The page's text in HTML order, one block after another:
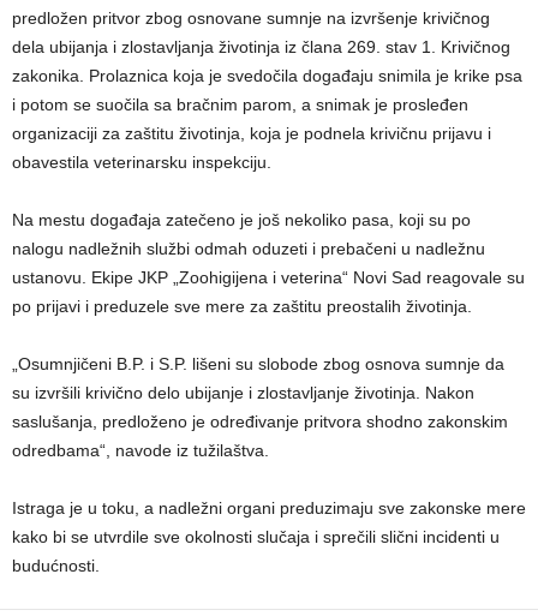
predložen pritvor zbog osnovane sumnje na izvršenje krivičnog
dela ubijanja i zlostavljanja životinja iz člana 269. stav 1. Krivičnog
zakonika. Prolaznica koja je svedočila događaju snimila je krike psa
i potom se suočila sa bračnim parom, a snimak je prosleđen
organizaciji za zaštitu životinja, koja je podnela krivičnu prijavu i
obavestila veterinarsku inspekciju.
Na mestu događaja zatečeno je još nekoliko pasa, koji su po
nalogu nadležnih službi odmah oduzeti i prebačeni u nadležnu
ustanovu. Ekipe JKP „Zoohigijena i veterina“ Novi Sad reagovale su
po prijavi i preduzele sve mere za zaštitu preostalih životinja.
„Osumnjičeni B.P. i S.P. lišeni su slobode zbog osnova sumnje da
su izvršili krivično delo ubijanje i zlostavljanje životinja. Nakon
saslušanja, predloženo je određivanje pritvora shodno zakonskim
odredbama“, navode iz tužilaštva.
Istraga je u toku, a nadležni organi preduzimaju sve zakonske mere
kako bi se utvrdile sve okolnosti slučaja i sprečili slični incidenti u
budućnosti.